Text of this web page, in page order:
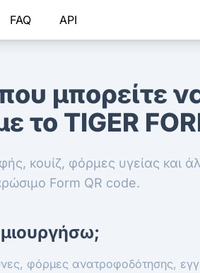
FAQ API
μπορείτε
το TIGER
κουίζ, φόρμες υγείας και
Form QR code.
φόρμες ανατροφοδότησης,